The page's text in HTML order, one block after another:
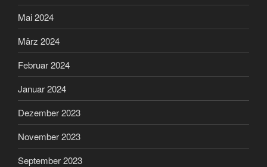
Mai 2024
März 2024
Februar 2024
Januar 2024
Dezember 2023
November 2023
September 2023